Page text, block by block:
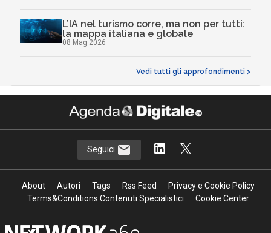
L’IA nel turismo corre, ma non per tutti:
la mappa italiana e globale
08 Mag 2026
Vedi tutti gli approfondimenti >
Seguici
About Autori Tags Rss Feed
Privacy e Cookie Policy
Terms&Conditions Contenuti Specialistici
Cookie Center